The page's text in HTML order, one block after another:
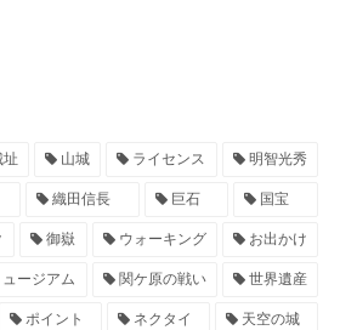
山城 ライセンス 明智光秀
織田信長 巨石 国宝
御嶽 ウォーキング お出かけ
ュージアム 関ケ原の戦い 世界遺産
ポイント ネクタイ 天空の城